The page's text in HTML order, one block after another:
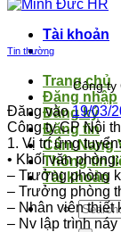
LỖI:
BIỂU
Tài khoản
Trang chủ
Đăng nhập
Đăng ký
Đăng tin
Cẩm Nang
Thông tin
Tài khoản
Tin thường
Công ty
Đăng vào19/03/
Công ty CP Nội
1. Vị trí ứng tuyển:
• Khối văn phòng:
– Trưởng phòng
– Trưởng phòng
– Nhân viên thiết
– Nv lập trình